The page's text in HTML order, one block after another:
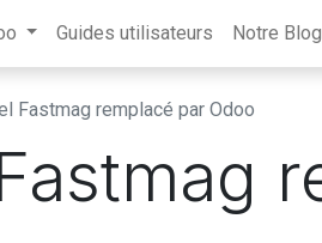
Guides utilisateurs Notre Blog
Fastmag remplacé par Odoo